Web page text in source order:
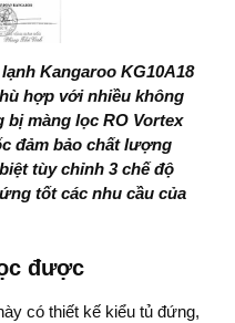
Kangaroo KG10A18
hợp với nhiều không
bị màng lọc RO Vortex
đảm bảo chất lượng
tùy chỉnh 3 chế độ
tốt các nhu cầu của
được
có thiết kế kiểu tủ đứng,